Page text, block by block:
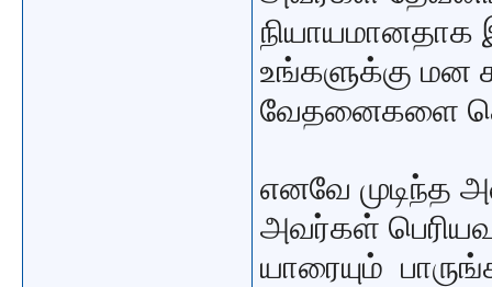
நியாயமானதாக
உங்களுக்கு
வேதனைகளை
எனவே முடிந்த
அவர்கள்
யாரையும்